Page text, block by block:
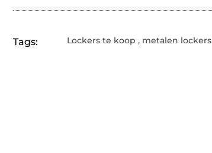
Tags: Lockers te koop , metalen lockers